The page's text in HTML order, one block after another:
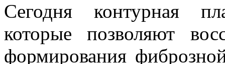
Сегодня контурная
которые позволяют
формирования